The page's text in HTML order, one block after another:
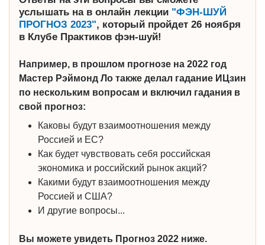
услышать на в онлайн лекции "ФЭН-ШУЙ
ПРОГНОЗ 2023", который пройдет 26 ноября
в Клубе Практиков фэн-шуй!
Например, в прошлом прогнозе на 2022 год
Мастер Рэймонд Ло также делал гадание ИЦзин
по нескольким вопросам и включил гадания в
свой прогноз:
Каковы будут взаимоотношения между
Россией и ЕС?
Как будет чувствовать себя российская
экономика и российский рынок акций?
Какими будут взаимоотношения между
Россией и США?
И другие вопросы...
Вы можете увидеть Прогноз 2022 ниже.